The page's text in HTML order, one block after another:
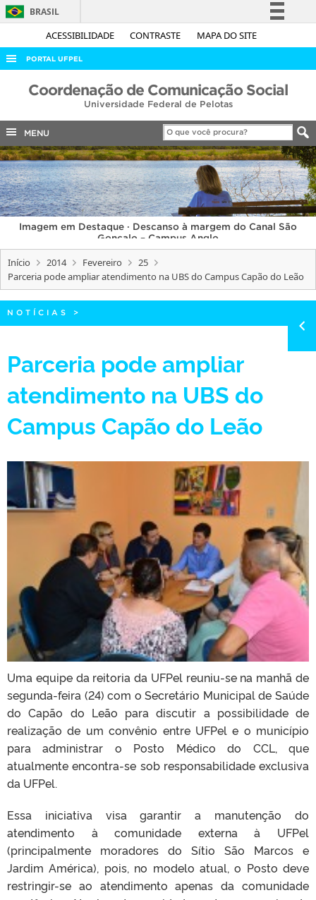
ACESSIBILIDADE CONTRASTE MAPA DO SITE
BRASIL
Simplifique!
Acesso à informação
Legislação
Canais
PORTAL UFPEL
ACESSO À INFORMAÇÃO
COBALTO
CONCURSOS
EDITAIS
INTERNACIONAL
OUVIDORIA
PORTARIAS
TELEFONES
Coordenação de Comunicação Social
Universidade Federal de Pelotas
MENU
Imagem em Destaque · Descanso à margem do Canal São
Gonçalo – Campus Anglo
Início 2014 Fevereiro
25
Parceria pode ampliar atendimento na UBS do Campus Capão do Leão
NOTÍCIAS >
Parceria pode ampliar
atendimento na UBS do
Campus Capão do Leão
Uma equipe da reitoria da UFPel reuniu-se na manhã de
segunda-feira (24) com o Secretário Municipal de Saúde
do Capão do Leão para discutir a possibilidade de
realização de um convênio entre UFPel e o município
para administrar o Posto Médico do CCL, que
atualmente encontra-se sob responsabilidade exclusiva
da UFPel.
Essa iniciativa visa garantir a manutenção do
atendimento à comunidade externa à UFPel
(principalmente moradores do Sítio São Marcos e
Jardim América), pois, no modelo atual, o Posto deve
restringir-se ao atendimento apenas da comunidade